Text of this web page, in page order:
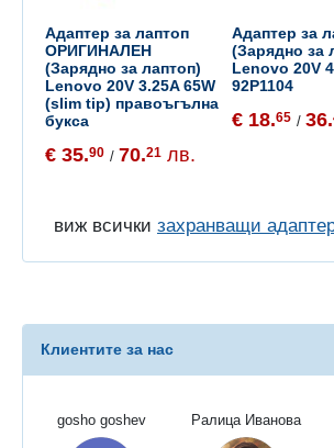
Адаптер за лаптоп
ОРИГИНАЛЕН
(Зарядно за лаптоп)
Lenovo 20V 3.25A 65W
(slim tip) правоъгълна
букса
€ 35.90 / 70.21 лв.
Адаптер за
(Зарядно за
Lenovo 20V
92P1104
€ 18.65 / 36.
виж всички захранващи
Клиентите за нас
gosho goshev Ралица Иванова